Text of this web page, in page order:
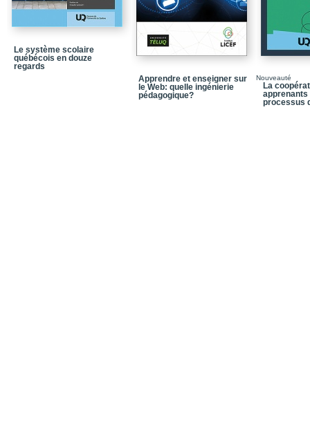
Apprivoisez votre
Comprenez les étapes
Faites un travail sérieux
Informez la direction
Le système scolaire
québécois en douze
regards
Apprendre et enseigner sur
le Web: quelle ingénierie
pédagogique?
Nouveauté
La
apprenants
processus